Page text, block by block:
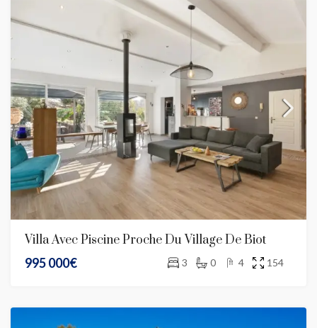
Villa Avec Piscine Proche Du Village De Biot
995 000€
3 0 4 154